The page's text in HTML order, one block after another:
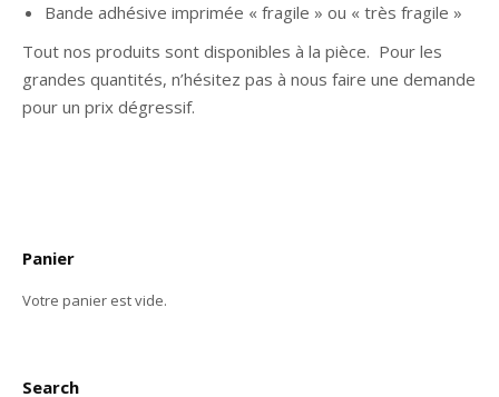
Bande adhésive imprimée « fragile » ou « très fragile »
Tout nos produits sont disponibles à la pièce. Pour les
grandes quantités, n’hésitez pas à nous faire une demande
pour un prix dégressif.
Panier
Votre panier est vide.
Search